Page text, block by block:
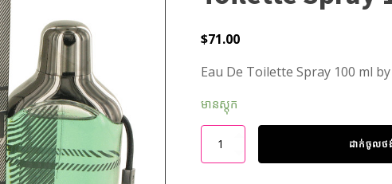
$71.00
Eau De Toilette Spray 100 ml
មានស្តុក
ដាក់ចូលថ